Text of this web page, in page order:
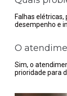
Falhas
desempenho e
O
Sim, o
prioridade para